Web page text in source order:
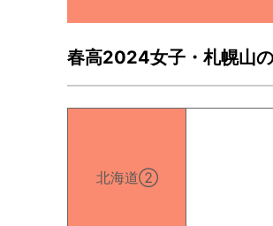
春高2024女子・札幌山
北海道②